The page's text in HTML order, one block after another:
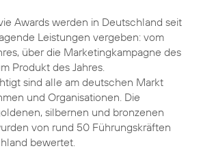
Awards werden in Deutschland seit
Leistungen vergeben: vom
über die Marketingkampagne des
Produkt des Jahres.
sind alle am deutschen Markt
und Organisationen. Die
silbernen und bronzenen
von rund 50 Führungskräften
bewertet.